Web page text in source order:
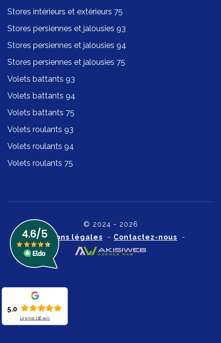
Stores intérieurs et extérieurs 75
Stores persiennes et jalousies 93
Stores persiennes et jalousies 94
Stores persiennes et jalousies 75
Volets battants 93
Volets battants 94
Volets battants 75
Volets roulants 93
Volets roulants 94
Volets roulants 75
© 2024 - 2026
Mentions légales - Contactez-nous -
5.0
Lire nos 118 avis